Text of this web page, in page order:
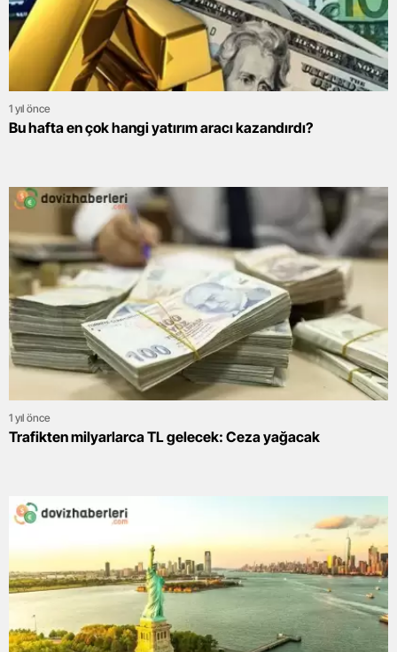
1 yıl önce
Bu hafta en çok hangi yatırım aracı kazandırdı?
1 yıl önce
Trafikten milyarlarca TL gelecek: Ceza yağacak